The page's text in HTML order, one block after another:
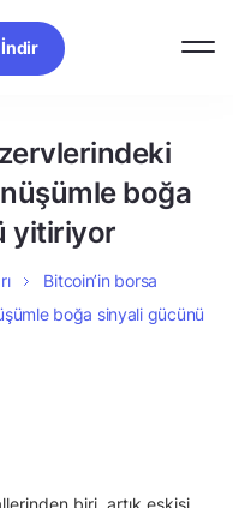
İndir
boğa
yitiriyor
Bitcoin’in borsa
boğa sinyali gücünü
biri, artık eskisi